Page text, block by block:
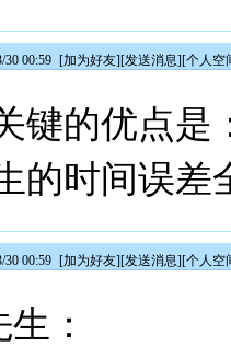
30 00:59 [加为好友][发送消息][个人空
键的优点是
的时间误差
30 00:59 [加为好友][发送消息][个人空
：